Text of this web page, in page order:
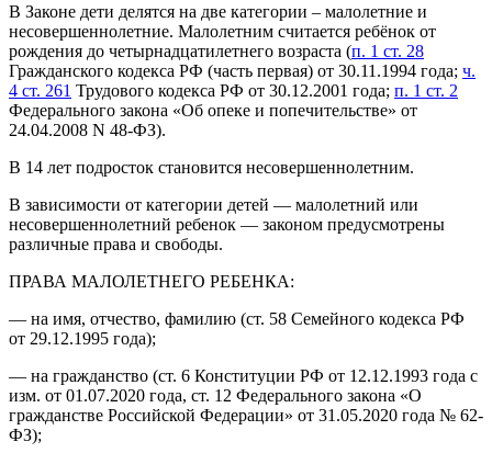
В Законе дети делятся на две категории – малолетние и
несовершеннолетние. Малолетним считается ребёнок от
рождения до четырнадцатилетнего возраста (п. 1 ст. 28
Гражданского кодекса РФ (часть первая) от 30.11.1994 года; ч.
4 ст. 261 Трудового кодекса РФ от 30.12.2001 года; п. 1 ст. 2
Федерального закона «Об опеке и попечительстве» от
24.04.2008 N 48-ФЗ).
В 14 лет подросток становится несовершеннолетним.
В зависимости от категории детей — малолетний или
несовершеннолетний ребенок — законом предусмотрены
различные права и свободы.
ПРАВА МАЛОЛЕТНЕГО РЕБЕНКА:
— на имя, отчество, фамилию (ст. 58 Семейного кодекса РФ
от 29.12.1995 года);
— на гражданство (ст. 6 Конституции РФ от 12.12.1993 года с
изм. от 01.07.2020 года, ст. 12 Федерального закона «О
гражданстве Российской Федерации» от 31.05.2020 года № 62-
ФЗ);